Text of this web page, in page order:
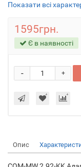
Показати всі
1595грн.
Є в наявності
+
-
Опис